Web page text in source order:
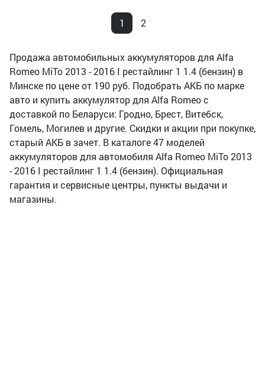
1 2
Продажа автомобильных аккумуляторов для Alfa
Romeo MiTo 2013 - 2016 I рестайлинг 1 1.4 (бензин) в
Минске по цене от 190 руб. Подобрать АКБ по марке
авто и купить аккумулятор для Alfa Romeo с
доставкой по Беларуси: Гродно, Брест, Витебск,
Гомель, Могилев и другие. Скидки и акции при покупке,
старый АКБ в зачет. В каталоге 47 моделей
аккумуляторов для автомобиля Alfa Romeo MiTo 2013
- 2016 I рестайлинг 1 1.4 (бензин). Официальная
гарантия и сервисные центры, пункты выдачи и
магазины.